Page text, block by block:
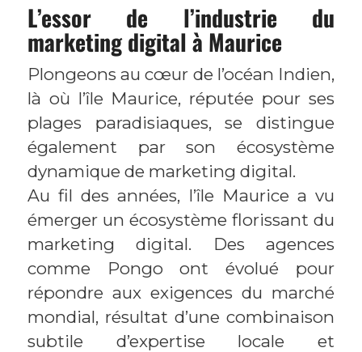
L’essor de l’industrie du
marketing digital à Maurice
Plongeons au cœur de l’océan Indien,
là où l’île Maurice, réputée pour ses
plages paradisiaques, se distingue
également par son écosystème
dynamique de marketing digital.
Au fil des années, l’île Maurice a vu
émerger un écosystème florissant du
marketing digital. Des agences
comme Pongo ont évolué pour
répondre aux exigences du marché
mondial, résultat d’une combinaison
subtile d’expertise locale et